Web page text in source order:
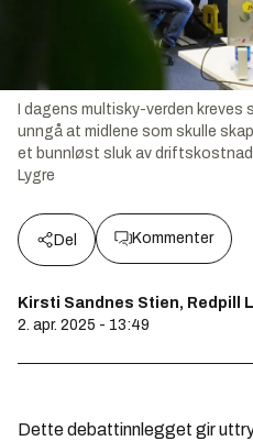
I dagens multisky-verden
unngå at midlene som skulle
et bunnløst sluk av
Lygre
Del Kommenter
Kirsti Sandnes Stien, Redpill
2. apr. 2025 - 13:49
Dette debattinnlegget gir